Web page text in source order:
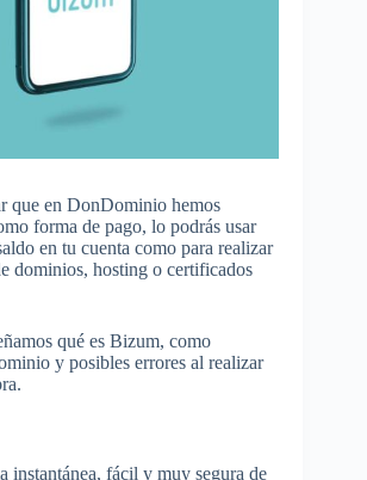
que en DonDominio hemos
forma de pago, lo podrás usar
en tu cuenta como para realizar
dominios, hosting o certificados
qué es Bizum, como
y posibles errores al realizar
instantánea, fácil y muy segura de